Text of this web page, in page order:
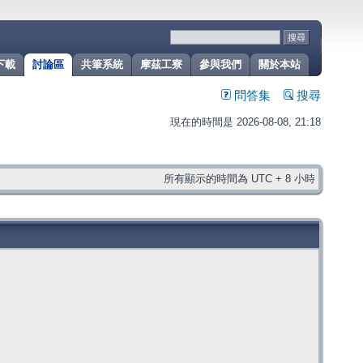
關於本站
參與我們
摩茲工寮
共筆系統
討論區
載
問答集 搜尋
現在的時間是 2026-08-08, 21:18
所有顯示的時間為 UTC + 8 小時